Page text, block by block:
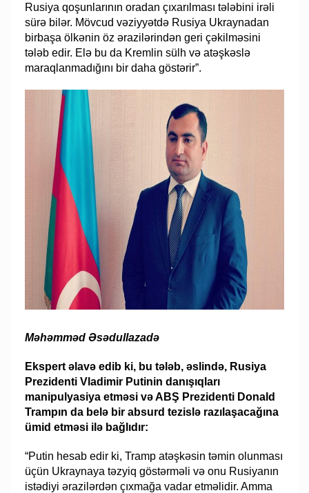
Rusiya qoşunlarının oradan çıxarılması tələbini irəli
sürə bilər. Mövcud vəziyyətdə Rusiya Ukraynadan
birbaşa ölkənin öz ərazilərindən geri çəkilməsini
tələb edir. Elə bu da Kremlin sülh və atəşkəslə
maraqlanmadığını bir daha göstərir”.
Məhəmməd Əsədullazadə
Ekspert əlavə edib ki, bu tələb, əslində, Rusiya
Prezidenti Vladimir Putinin danışıqları
manipulyasiya etməsi və ABŞ Prezidenti Donald
Trampın da belə bir absurd tezislə razılaşacağına
ümid etməsi ilə bağlıdır:
“Putin hesab edir ki, Tramp atəşkəsin təmin olunması
üçün Ukraynaya təzyiq göstərməli və onu Rusiyanın
istədiyi ərazilərdən çıxmağa vadar etməlidir. Amma